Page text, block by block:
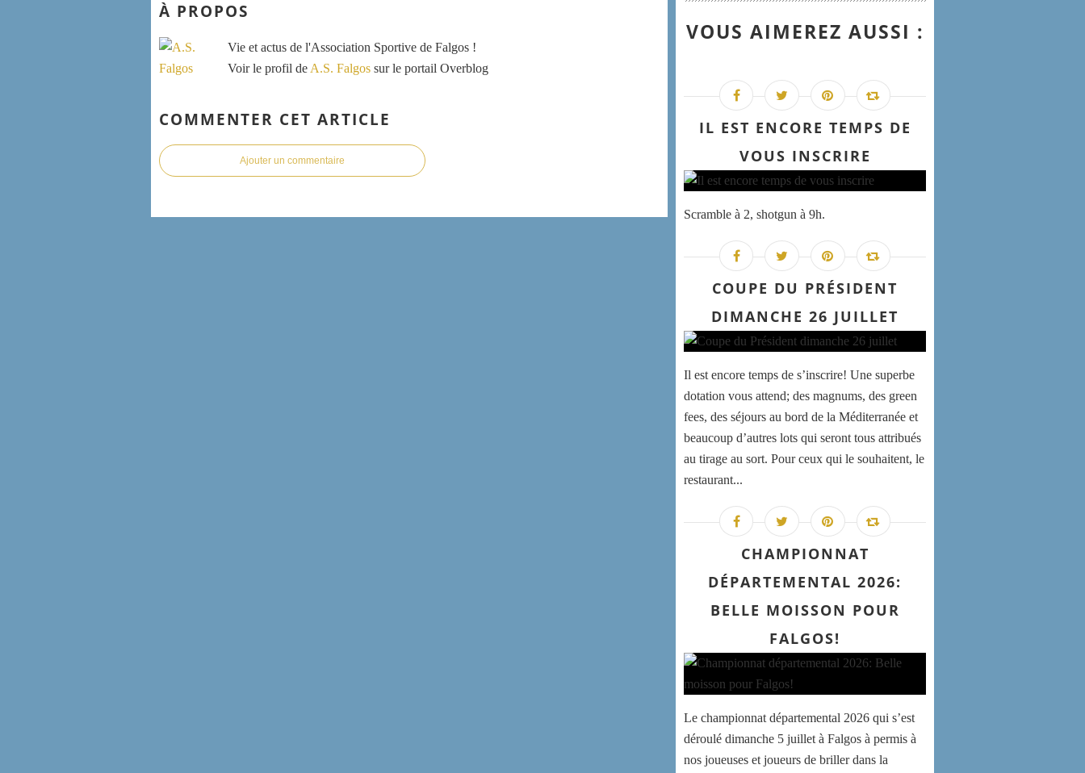
À PROPOS
Vie et actus de l'Association Sportive de Falgos !
Voir le profil de A.S. Falgos sur le portail Overblog
COMMENTER CET ARTICLE
Ajouter un commentaire
VOUS AIMEREZ AUSSI :
IL EST ENCORE TEMPS DE
VOUS INSCRIRE
Scramble à 2, shotgun à 9h.
COUPE DU PRÉSIDENT
DIMANCHE 26 JUILLET
Il est encore temps de s’inscrire! Une superbe
dotation vous attend; des magnums, des green
fees, des séjours au bord de la Méditerranée et
beaucoup d’autres lots qui seront tous attribués
au tirage au sort. Pour ceux qui le souhaitent, le
restaurant...
CHAMPIONNAT
DÉPARTEMENTAL 2026:
BELLE MOISSON POUR
FALGOS!
Le championnat départemental 2026 qui s’est
déroulé dimanche 5 juillet à Falgos à permis à
nos joueuses et joueurs de briller dans la